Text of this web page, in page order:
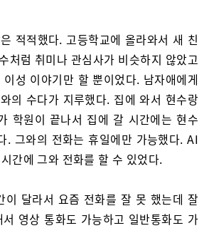
적적했다. 고등학교에 올라와서 새 친
처럼 취미나 관심사가 비슷하지 않았고
성 이야기만 할 뿐이었다. 남자애에게
의 수다가 지루했다. 집에 와서 현수랑
학원이 끝나서 집에 갈 시간에는 현수
. 그와의 전화는 휴일에만 가능했다. AI
간에 그와 전화를 할 수 있었다.
이 달라서 요즘 전화를 잘 못 했는데 잘
영상 통화도 가능하고 일반통화도 가